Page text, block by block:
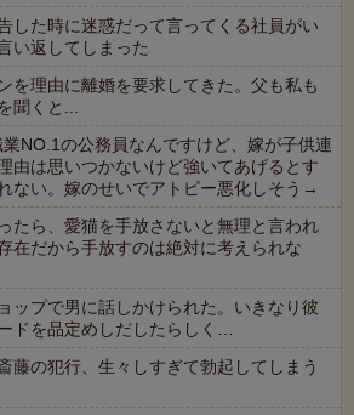
した時に迷惑だって言ってくる社員がい
い返してしまった
を理由に離婚を要求してきた。父も私も
聞くと...
NO.1の公務員なんですけど、嫁が子供連
由は思いつかないけど強いてあげるとす
ない。嫁のせいでアトピー悪化しそう→
たら、愛猫を手放さないと無理と言われ
在だから手放すのは絶対に考えられな
ップで男に話しかけられた。いきなり彼
ドを品定めしだしたらしく…
藤の犯行、生々しすぎて勃起してしまう